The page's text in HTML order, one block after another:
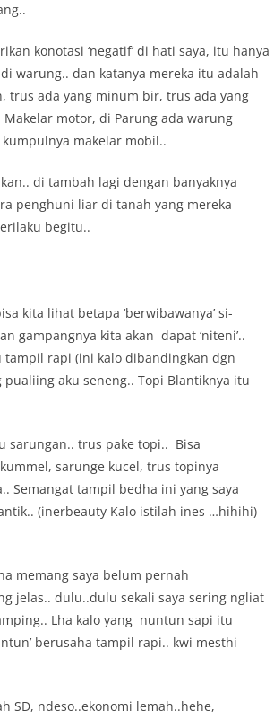
konotasi ‘negatif’ di hati saya, itu hanya
warung.. dan katanya mereka itu adalah
trus ada yang minum bir, trus ada yang
motor, di Parung ada warung
makelar mobil..
di tambah lagi dengan banyaknya
penghuni liar di tanah yang mereka
begitu..
kita lihat betapa ‘berwibawanya’ si-
gampangnya kita akan dapat ‘niteni’..
rapi (ini kalo dibandingkan dgn
aku seneng.. Topi Blantiknya itu
sarungan.. trus pake topi.. Bisa
sarunge kucel, trus topinya
Semangat tampil bedha ini yang saya
(inerbeauty Kalo istilah ines …hihihi)
memang saya belum pernah
jelas.. dulu..dulu sekali saya sering ngliat
Lha kalo yang nuntun sapi itu
berusaha tampil rapi.. kwi mesthi
SD, ndeso..ekonomi lemah..hehe,